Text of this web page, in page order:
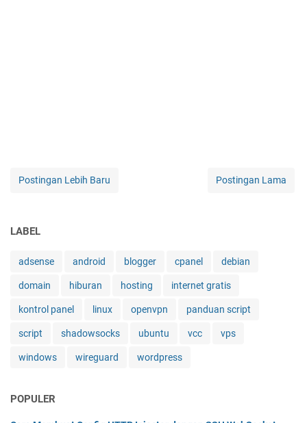
Postingan Lebih Baru Postingan Lama
LABEL
adsense android blogger cpanel debian
domain hiburan hosting internet gratis
kontrol panel linux openvpn panduan script
script shadowsocks ubuntu vcc vps
windows wireguard wordpress
POPULER